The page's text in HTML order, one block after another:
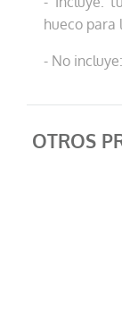
hueco para
- No
OTROS